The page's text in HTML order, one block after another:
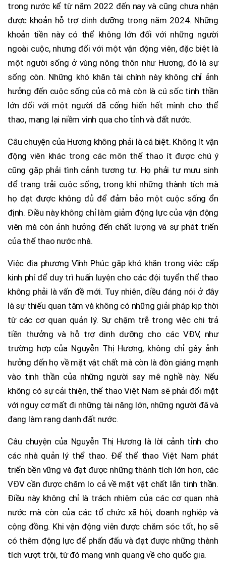
trong nước kể từ năm 2022 đến nay và cũng chưa nhận
được khoản hỗ trợ dinh dưỡng trong năm 2024. Những
khoản tiền này có thể không lớn đối với những người
ngoài cuộc, nhưng đối với một vận động viên, đặc biệt là
một người sống ở vùng nông thôn như Hương, đó là sự
sống còn. Những khó khăn tài chính này không chỉ ảnh
hưởng đến cuộc sống của cô mà còn là cú sốc tinh thần
lớn đối với một người đã cống hiến hết mình cho thể
thao, mang lại niềm vinh qua cho tỉnh và đất nước.
Câu chuyện của Hương không phải là cá biệt. Không ít vận
động viên khác trong các môn thể thao ít được chú ý
cũng gặp phải tình cảnh tương tự. Họ phải tự mưu sinh
để trang trải cuộc sống, trong khi những thành tích mà
họ đạt được không đủ để đảm bảo một cuộc sống ổn
định. Điều này không chỉ làm giảm động lực của vận động
viên mà còn ảnh hưởng đến chất lượng và sự phát triển
của thể thao nước nhà.
Việc địa phương Vĩnh Phúc gặp khó khăn trong việc cấp
kinh phí để duy trì huấn luyện cho các đội tuyển thể thao
không phải là vấn đề mới. Tuy nhiên, điều đáng nói ở đây
là sự thiếu quan tâm và không có những giải pháp kịp thời
từ các cơ quan quản lý. Sự chậm trễ trong việc chi trả
tiền thưởng và hỗ trợ dinh dưỡng cho các VĐV, như
trường hợp của Nguyễn Thị Hương, không chỉ gây ảnh
hưởng đến họ về mặt vật chất mà còn là đòn giáng mạnh
vào tinh thần của những người say mê nghề này. Nếu
không có sự cải thiện, thể thao Việt Nam sẽ phải đối mặt
với nguy cơ mất đi những tài năng lớn, những người đã và
đang làm rạng danh đất nước.
Câu chuyện của Nguyễn Thị Hương là lời cảnh tỉnh cho
các nhà quản lý thể thao. Để thể thao Việt Nam phát
triển bền vững và đạt được những thành tích lớn hơn, các
VĐV cần được chăm lo cả về mặt vật chất lẫn tinh thần.
Điều này không chỉ là trách nhiệm của các cơ quan nhà
nước mà còn của các tổ chức xã hội, doanh nghiệp và
cộng đồng. Khi vận động viên được chăm sóc tốt, họ sẽ
có thêm động lực để phấn đấu và đạt được những thành
tích vượt trội, từ đó mang vinh quang về cho quốc gia.